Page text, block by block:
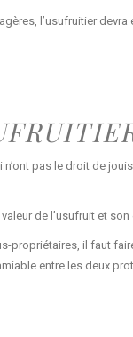
l’usufruitier
pas le droit de
de l’usufruit et
propriétaires, il faut
entre les deux